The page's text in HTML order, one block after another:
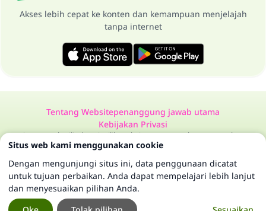
Akses lebih cepat ke konten dan kemampuan menjelajah
tanpa internet
Tentang Websitepenanggung jawab utama
Kebijakan Privasi
Semua Hak Dilindungi Milik Website Tanya Jawab Tentang Islam
1997-2025 ©
Situs web kami menggunakan cookie
Dengan mengunjungi situs ini, data penggunaan dicatat
untuk tujuan perbaikan. Anda dapat mempelajari lebih lanjut
dan menyesuaikan pilihan Anda.